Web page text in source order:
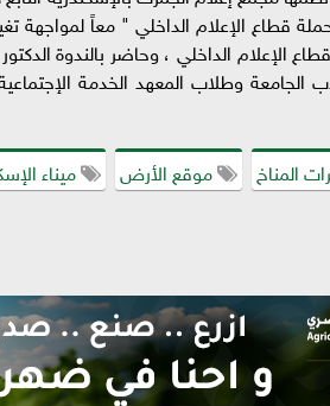
قطاع الإعلام الداخلي " معاً لمواجهة
الإعلام الداخلي ، وحاضر بالندوة
الجامعة وطلاب المعهد الخدمة
المناخ موقع الأرض ميناء